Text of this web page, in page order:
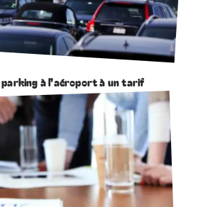
parking à l’aéroport à un tarif